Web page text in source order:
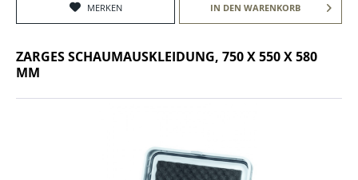
MERKEN IN DEN WARENKORB
ZARGES SCHAUMAUSKLEIDUNG, 750 X 550 X 580
MM